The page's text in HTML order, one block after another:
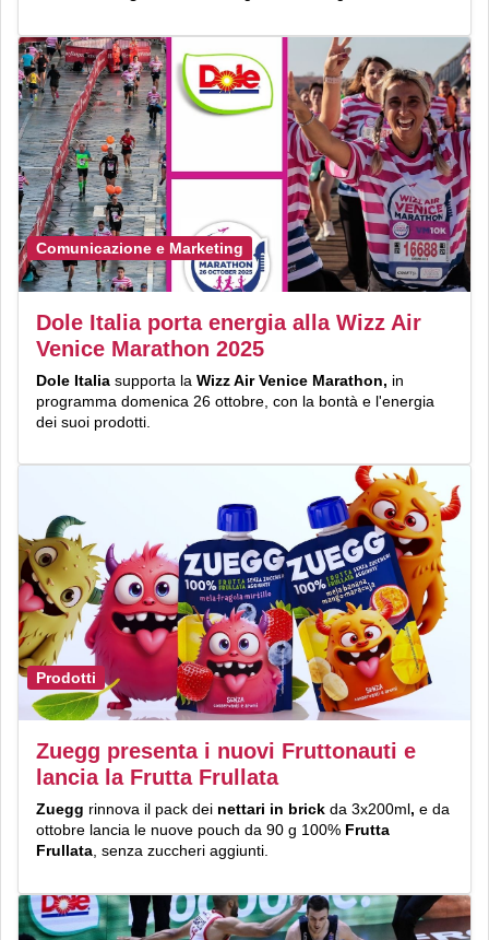
Comunicazione e Marketing
Dole Italia porta energia alla Wizz Air
Venice Marathon 2025
Dole Italia supporta la Wizz Air Venice Marathon, in
programma domenica 26 ottobre, con la bontà e l'energia
dei suoi prodotti.
Prodotti
Zuegg presenta i nuovi Fruttonauti e
lancia la Frutta Frullata
Zuegg rinnova il pack dei nettari in brick da 3x200ml, e da
ottobre lancia le nuove pouch da 90 g 100% Frutta
Frullata , senza zuccheri aggiunti.